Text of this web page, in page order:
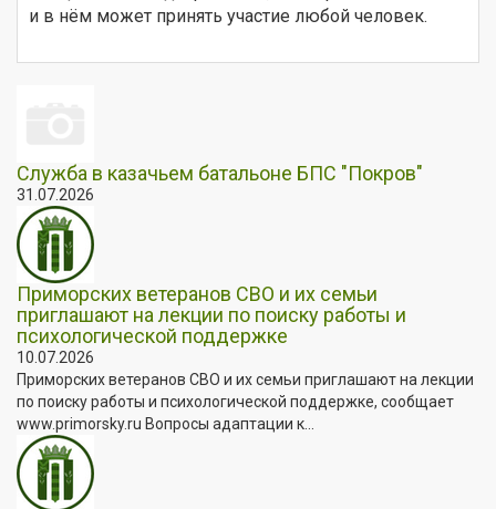
и в нём может принять участие любой человек.
Служба в казачьем батальоне БПС "Покров"
31.07.2026
Приморских ветеранов СВО и их семьи
приглашают на лекции по поиску работы и
психологической поддержке
10.07.2026
Приморских ветеранов СВО и их семьи приглашают на лекции
по поиску работы и психологической поддержке, сообщает
www.primorsky.ru Вопросы адаптации к...